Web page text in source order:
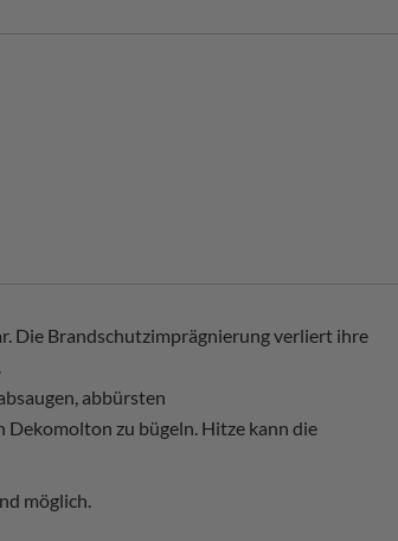
Die Brandschutzimprägnierung verliert ihre
abbürsten
Dekomolton zu bügeln. Hitze kann die
möglich.